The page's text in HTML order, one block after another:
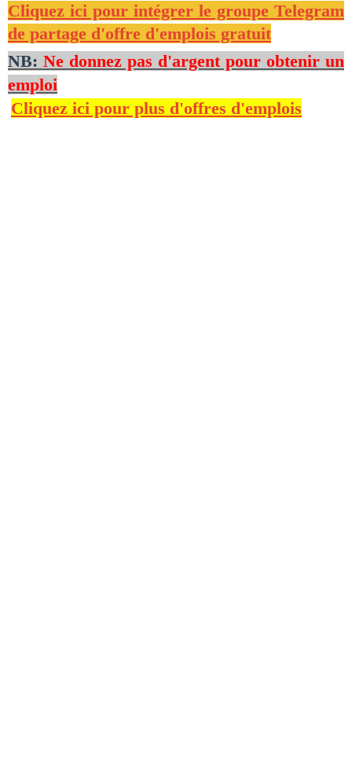
Cliquez ici pour intégrer le groupe Telegram
de partage d'offre d'emplois gratuit
NB: Ne donnez pas d'argent pour obtenir un
emploi
Cliquez ici pour plus d'offres d'emplois